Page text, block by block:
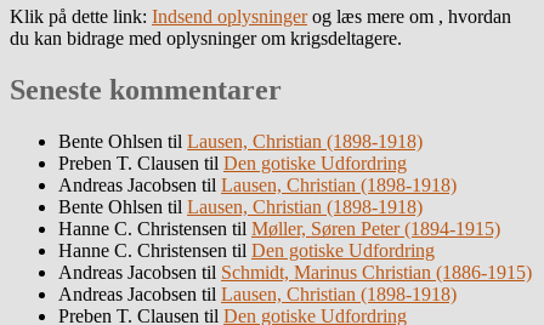
Klik på dette link: Indsend oplysningerog læs mere om , hvordan
du kan bidrage med oplysninger om krigsdeltagere.
Seneste kommentarer
Bente Ohlsen til Lausen, Christian (1898-1918)
Preben T. Clausen til Den gotiske Udfordring
Andreas Jacobsen til Lausen, Christian (1898-1918)
Bente Ohlsen til Lausen, Christian (1898-1918)
Hanne C. Christensen til Møller, Søren Peter (1894-1915)
Hanne C. Christensen til Den gotiske Udfordring
Andreas Jacobsen til Schmidt, Marinus Christian (1886-1915)
Andreas Jacobsen til Lausen, Christian (1898-1918)
Preben T. Clausen til Den gotiske Udfordring